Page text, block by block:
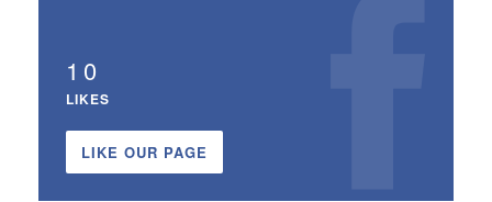
10
LIKES
LIKE OUR PAGE